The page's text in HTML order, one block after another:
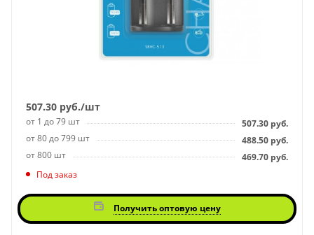
507.30 руб./шт
от 1 до 79 шт 507.30 руб.
от 80 до 799 шт
488.50 руб.
от 800 шт
469.70 руб.
Под заказ
Получить оптовую цену